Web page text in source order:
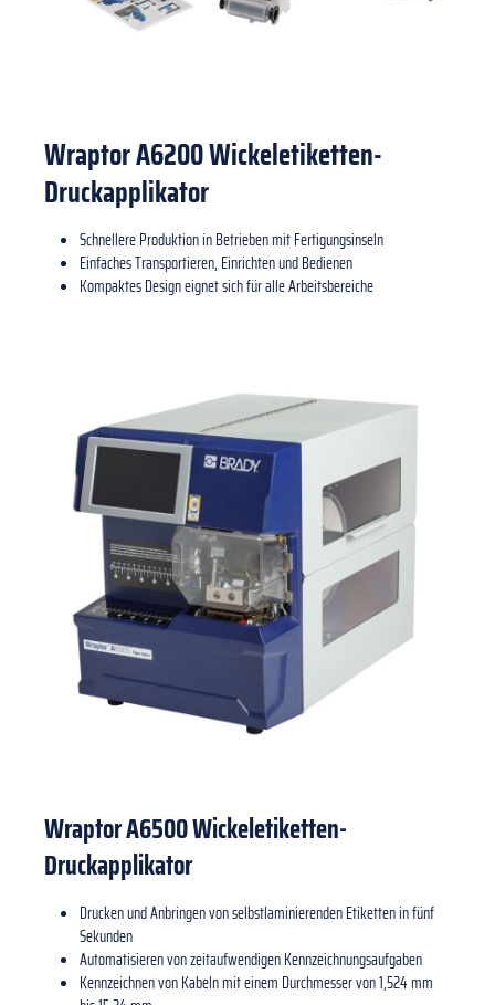
Wraptor A6200 Wickeletiketten-
Druckapplikator
Schnellere Produktion in Betrieben mit Fertigungsinseln
Einfaches Transportieren, Einrichten und Bedienen
Kompaktes Design eignet sich für alle Arbeitsbereiche
Wraptor A6500 Wickeletiketten-
Druckapplikator
Drucken und Anbringen von selbstlaminierenden Etiketten in fünf
Sekunden
Automatisieren von zeitaufwendigen Kennzeichnungsaufgaben
Kennzeichnen von Kabeln mit einem Durchmesser von 1,524 mm